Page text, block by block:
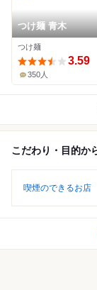
つけ麺 青木
つけ麺
3.59
350人
こだわり・目的か
喫煙のできるお店